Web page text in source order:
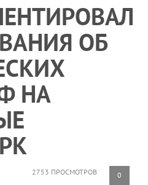
ОБ
НА
2753 ПРОСМОТРОВ 0